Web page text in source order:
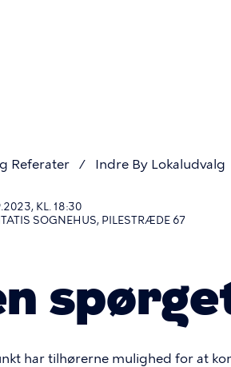
Referater Indre By Lokaludvalg
KL. 18:30
SOGNEHUS, PILESTRÆDE 67
har tilhørerne mulighed for at